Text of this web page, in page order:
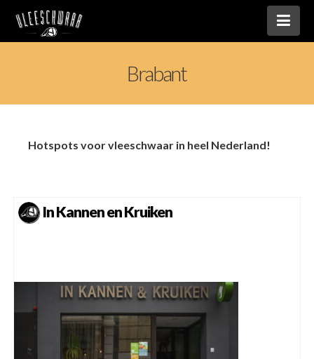
Brabant
Hotspots voor vleeschwaar in heel Nederland!
In Kannen en Kruiken